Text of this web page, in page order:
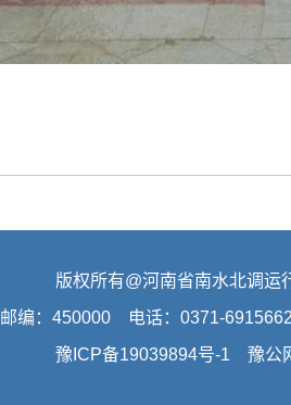
版权所有@河南省南水北调
邮编：450000 电话：0371-
豫ICP备19039894号-1 豫公